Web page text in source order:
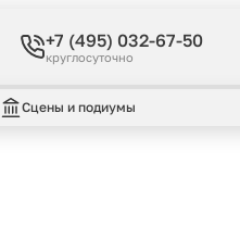
+7 (495) 032-67-50
круглосуточно
Сцены и подиумы